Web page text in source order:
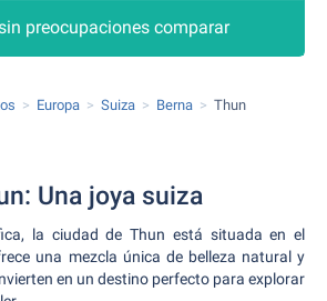
preocupaciones comparar
Europa Suiza Berna Thun
Una joya suiza
la ciudad de Thun está situada en el
una mezcla única de belleza natural y
en un destino perfecto para explorar